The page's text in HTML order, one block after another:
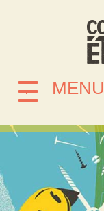
MENU